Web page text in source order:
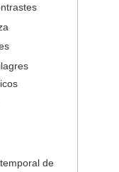
de